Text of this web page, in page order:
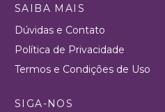
SAIBA MAIS
Dúvidas e Contato
Política de Privacidade
Termos e Condições de Uso
SIGA-NOS